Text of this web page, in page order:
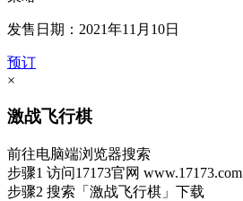
发售日期：2021年11月10日
预订
×
激战飞行棋
前往电脑端浏览器搜索
步骤1 访问17173官网 www.17173.com
步骤2 搜索 「激战飞行棋」 下载